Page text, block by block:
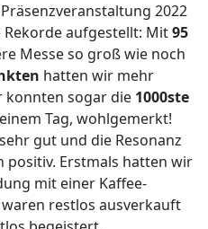
2022
aufgestellt: Mit95
Messe so groß wie noch
hatten wir mehr
konnten sogar die 1000ste
Tag, wohlgemerkt!
gut und die Resonanz
positiv. Erstmals hatten wir
mit einer Kaffee-
restlos ausverkauft